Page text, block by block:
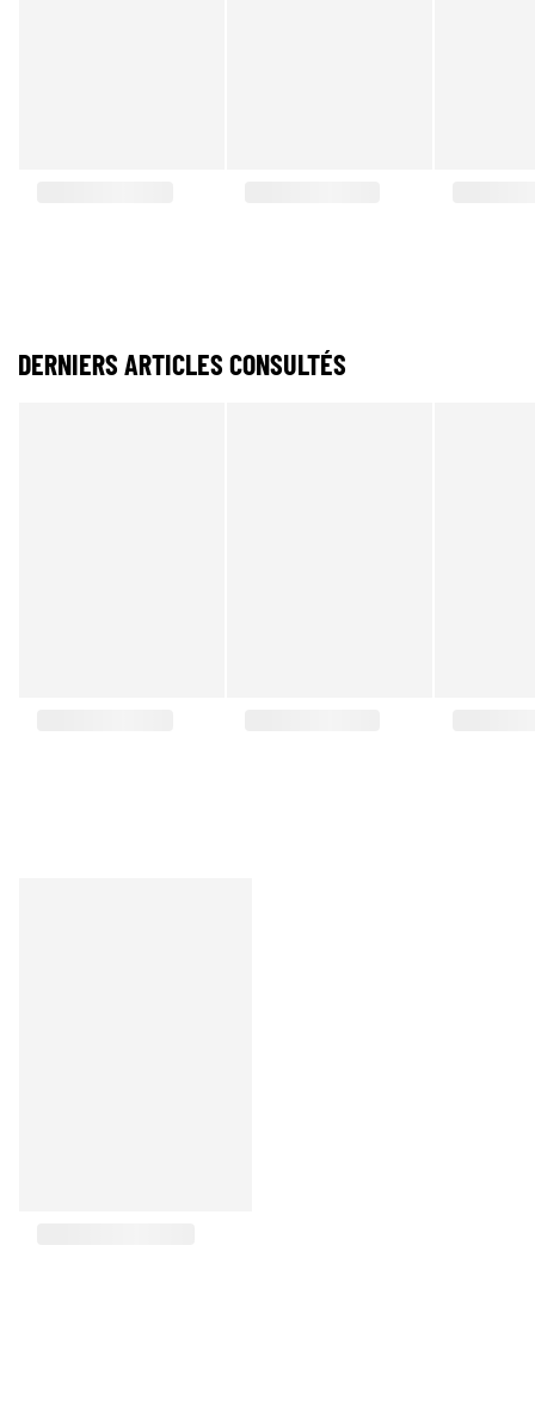
DERNIERS ARTICLES CONSULTÉS